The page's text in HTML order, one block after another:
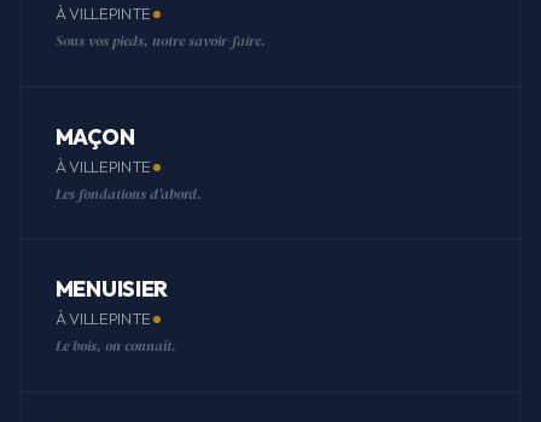
À VILLEPINTE
Sous vos pieds, notre savoir-faire.
MAÇON
À VILLEPINTE
Les fondations d'abord.
MENUISIER
À VILLEPINTE
Le bois, on connaît.